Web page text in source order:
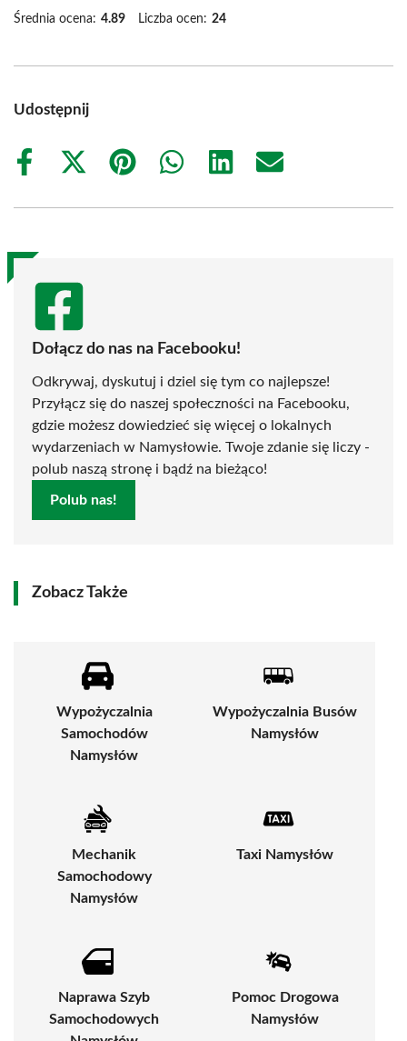
Średnia ocena: 4.89 Liczba ocen: 24
Udostępnij
Share
Share
(Twitter)
Share
Share
Share
Share
Dołącz do nas na Facebooku!
Odkrywaj, dyskutuj i dziel się tym co najlepsze!
Przyłącz się do naszej społeczności na Facebooku,
gdzie możesz dowiedzieć się więcej o lokalnych
wydarzeniach w Namysłowie. Twoje zdanie się liczy -
polub naszą stronę i bądź na bieżąco!
Polub nas!
Zobacz Także
Wypożyczalnia
Samochodów
Namysłów
Wypożyczalnia Busów
Namysłów
Mechanik
Samochodowy
Namysłów
Taxi Namysłów
Naprawa Szyb
Samochodowych
Pomoc Drogowa
Namysłów